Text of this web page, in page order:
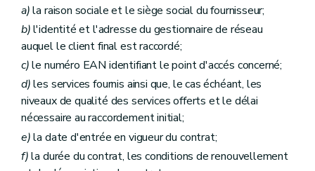
a)la raison sociale et le siège social du fournisseur;
b)l'identité et l'adresse du gestionnaire de réseau
auquel le client final est raccordé;
c)le numéro EAN identifiant le point d'accés concerné;
d)les services fournis ainsi que, le cas échéant, les
niveaux de qualité des services offerts et le délai
nécessaire au raccordement initial;
e)la date d'entrée en vigueur du contrat;
f)la durée du contrat, les conditions de renouvellement